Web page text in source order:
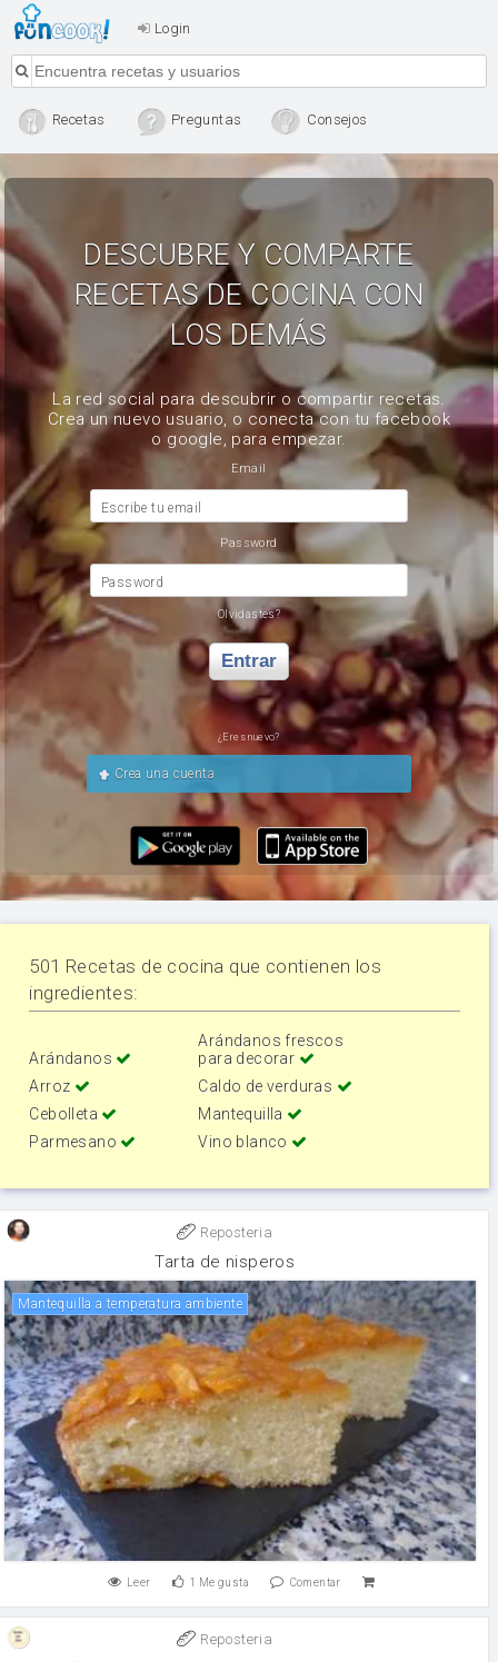
Login
Recetas Preguntas Consejos
DESCUBRE Y COMPARTE
RECETAS DE COCINA CON
LOS DEMÁS
La red social para descubrir o compartir recetas.
Crea un nuevo usuario, o conecta con tu facebook
o google, para empezar.
Email
Escribe tu email
Password
Password
Olvidastes?
Entrar
¿Eres nuevo?
Crea una cuenta
501 Recetas de cocina que contienen los
ingredientes:
Arándanos
Arándanos frescos
para decorar
Arroz
Caldo de verduras
Cebolleta
Mantequilla
Parmesano
Vino blanco
Reposteria
Tarta de nisperos
Mantequilla a temperatura ambiente
Leer 1 Me gusta Comentar
Reposteria